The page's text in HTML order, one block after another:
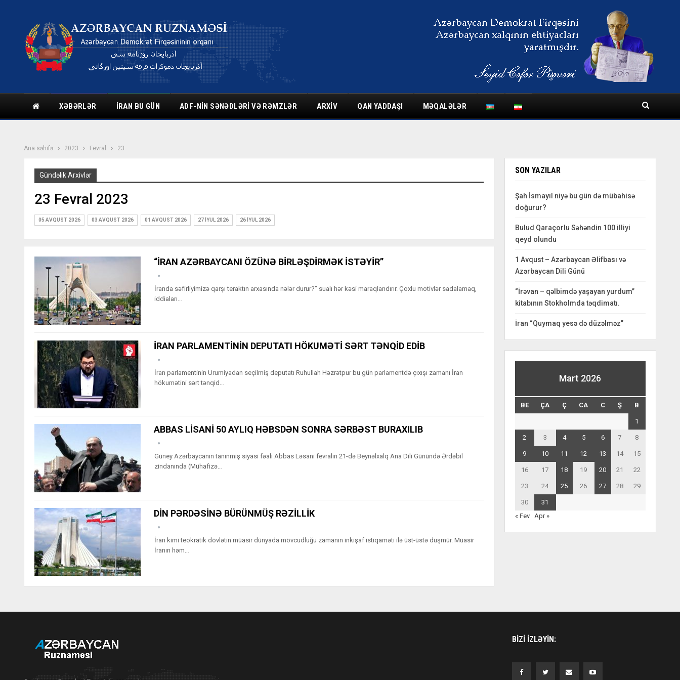
XƏBƏRLƏR İRAN BU GÜN ADF-NIN SƏNƏDLƏRI VƏ RƏMZLƏR ARXIV QAN YADDAŞI MƏQALƏLƏR
Ana səhifə 2023 Fevral 23
Gündəlik Arxivlər
23 Fevral 2023
05 AVQUST 2026 03 AVQUST 2026 01 AVQUST 2026 27 İYUL 2026 26 İYUL 2026
“İRAN AZƏRBAYCANI ÖZÜNƏ BİRLƏŞDİRMƏK İSTƏYİR”
İranda səfirliyimizə qarşı teraktın arxasında nələr durur?” sualı hər kəsi maraqlandırır. Çoxlu motivlər sadalamaq,
iddiaları…
İRAN PARLAMENTİNİN DEPUTATI HÖKUMƏTİ SƏRT TƏNQİD EDİB
İran parlamentinin Urumiyadan seçilmiş deputatı Ruhullah Həzrətpur bu gün parlamentdə çıxışı zamanı İran
hökumətini sərt tənqid…
ABBAS LİSANİ 50 AYLIQ HƏBSDƏN SONRA SƏRBƏST BURAXILIB
Güney Azərbaycanın tanınmış siyasi fəalı Abbas Ləsani fevralın 21-də Beynəlxalq Ana Dili Günündə Ərdəbil
zindanında (Mühafizə…
DİN PƏRDƏSİNƏ BÜRÜNMÜŞ RƏZİLLİK
İran kimi teokratik dövlətin müasir dünyada mövcudluğu zamanın inkişaf istiqaməti ilə üst-üstə düşmür. Müasir
İranın həm…
SON YAZILAR
Şah İsmayıl niyə bu gün də mübahisə
doğurur?
Bulud Qaraçorlu Səhəndin 100 illiyi
qeyd olundu
1 Avqust – Azərbaycan Əlifbası və
Azərbaycan Dili Günü
“İrəvan – qəlbimdə yaşayan yurdum”
kitabının Stokholmda təqdimatı.
İran “Quymaq yesə də düzəlməz”
Mart 2026
BE ÇA Ç CA C Ş B
1
2 3 4 5 6 7 8
9 10 11 12 13 14 15
16 17 18 19 20 21 22
23 24 25 26 27 28 29
30
31
« Fev
Apr »
BIZI IZLƏYIN: